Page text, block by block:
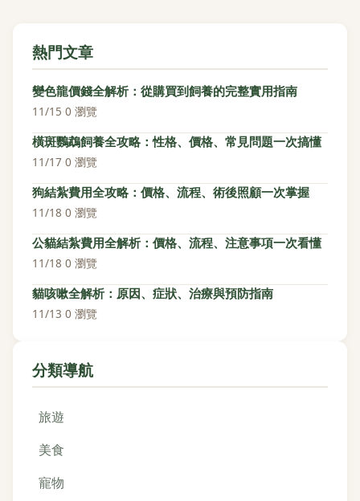
熱門文章
變色龍價錢全解析：從購買到飼養的完整實用指南
11/15·0 瀏覽
橫斑鸚鵡飼養全攻略：性格、價格、常見問題一次搞懂
11/17·0 瀏覽
狗結紮費用全攻略：價格、流程、術後照顧一次掌握
11/18·0 瀏覽
公貓結紮費用全解析：價格、流程、注意事項一次看懂
11/18·0 瀏覽
貓咳嗽全解析：原因、症狀、治療與預防指南
11/13·0 瀏覽
分類導航
旅遊
美食
寵物